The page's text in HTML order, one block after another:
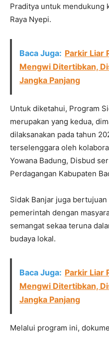
Praditya untuk mendukung
Raya Nyepi.
Baca Juga: Parkir Liar
Mengwi Ditertibkan,
Jangka Panjang
Untuk diketahui, Program
merupakan yang kedua,
dilaksanakan pada tahun
terselenggara oleh
Yowana Badung, Disbud
Perdagangan Kabupaten
Sidak Banjar juga
pemerintah dengan
semangat sekaa teruna
budaya lokal.
Baca Juga: Parkir Liar
Mengwi Ditertibkan,
Jangka Panjang
Melalui program ini,